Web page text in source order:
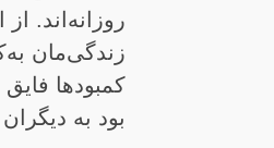
روزانه‌اند.
زندگی‌مان
کمبودها
بود به